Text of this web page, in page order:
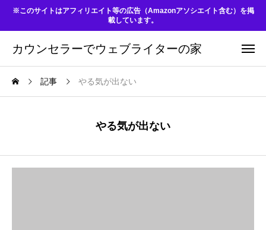
※このサイトはアフィリエイト等の広告（Amazonアソシエイト含む）を掲
載しています。
カウンセラーでウェブライターの家
記事 やる気が出ない
やる気が出ない